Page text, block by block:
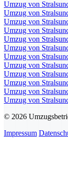
Umzug von
Umzug von
Umzug von
Umzug von
Umzug von
Umzug von
Umzug von
Umzug von
Umzug von
Umzug von
Umzug von
Umzug von
© 2026
Impressum